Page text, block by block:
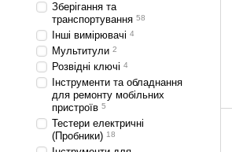
Зберігання та
транспортування 58
Інші вимірювачі 4
Мультитули 2
Розвідні ключі 4
Інструменти та обладнання
для ремонту мобільних
пристроїв 5
Тестери електричні
(Пробники) 18